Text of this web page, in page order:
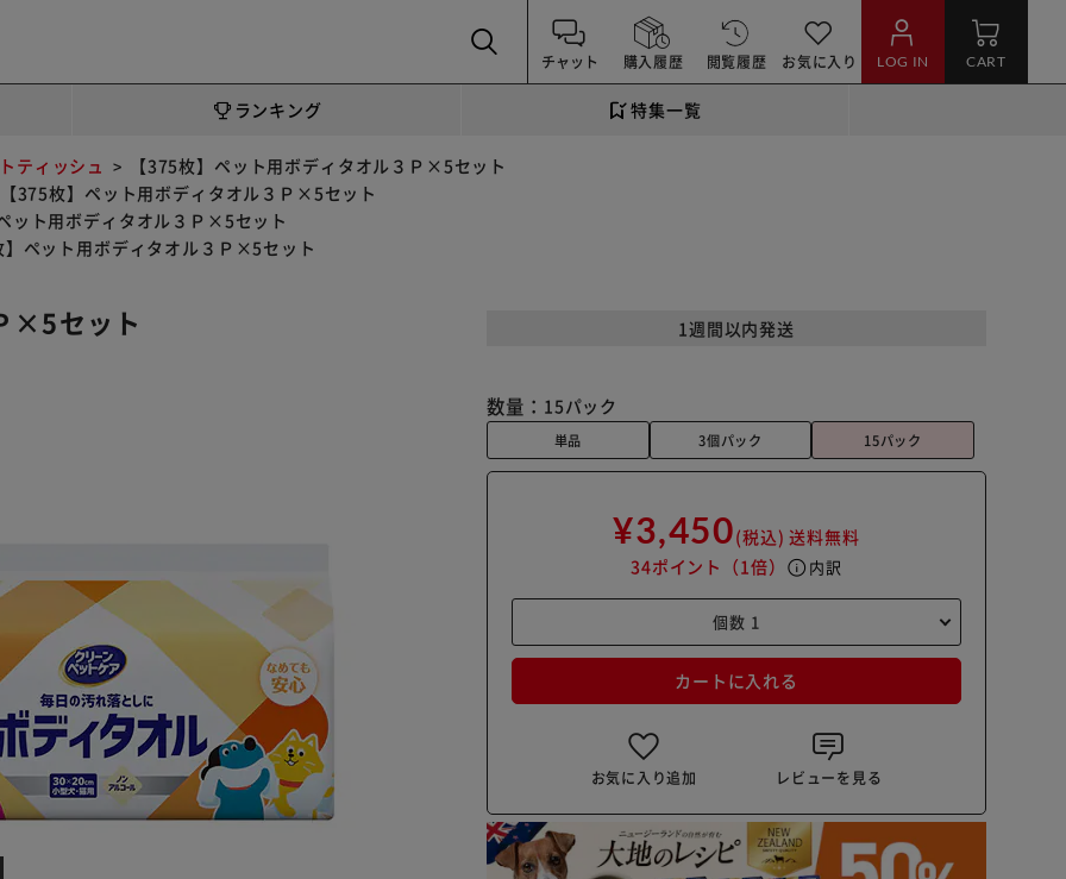
チャット 購入履歴 閲覧履歴 お気に入り LOG IN CART
ランキング 特集一覧
ティッシュ
【375枚】ペット用ボディタオル３Ｐ×5セット
【375枚】ペット用ボディタオル３Ｐ×5セット
ット用ボディタオル３Ｐ×5セット
ペット用ボディタオル３Ｐ×5セット
×5セット 1週間以内発送
数量： 15パック
単品 3個パック 15パック
¥3,450(税込) 送料無料
34ポイント （1倍） info 内訳
カートに入れる
お気に入り追加 レビューを見る